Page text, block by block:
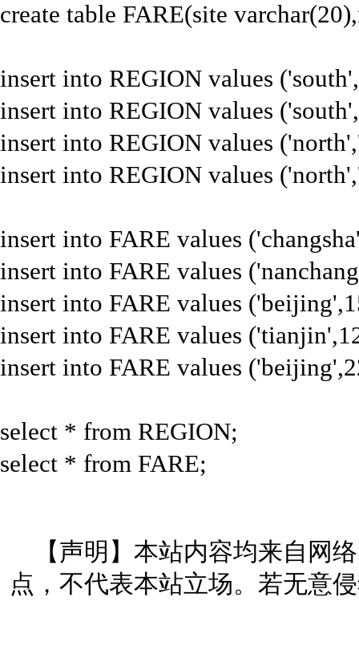
create table FARE(site
insert into REGION values
insert into REGION values
insert into REGION values
insert into REGION values
insert into FARE values
insert into FARE values
insert into FARE values
insert into FARE values
insert into FARE values
select * from REGION;
select * from FARE;
【声明】本站内容均来自网
点，不代表本站立场。若无意